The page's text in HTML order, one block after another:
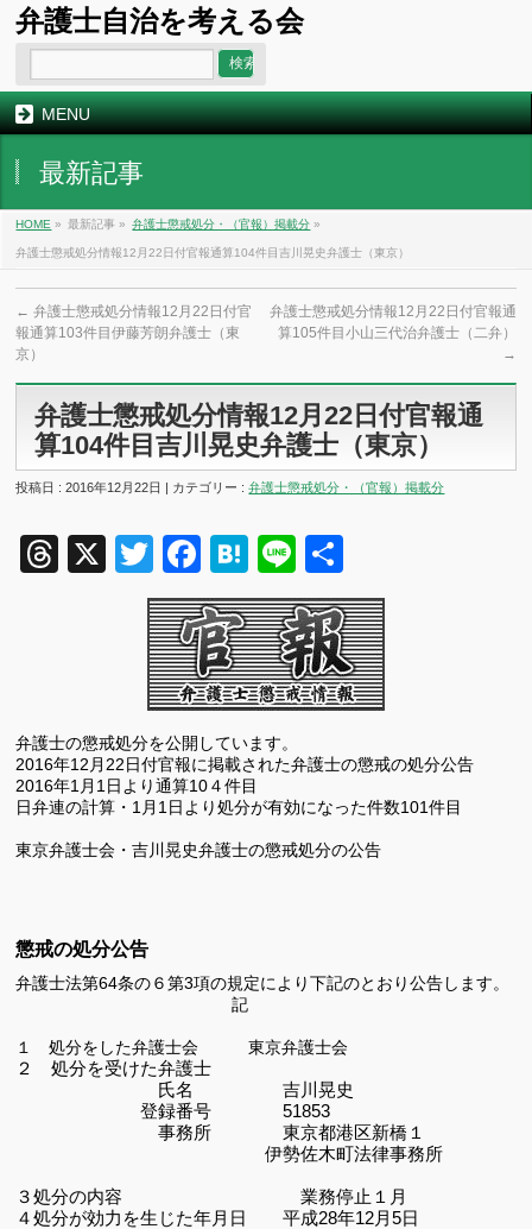
弁護士自治を考える会
MENU
最新記事
HOME » 最新記事 » 弁護士懲戒処分・（官報）掲載分 »
弁護士懲戒処分情報12月22日付官報通算104件目吉川晃史弁護士（東京）
← 弁護士懲戒処分情報12月22日付官
報通算103件目伊藤芳朗弁護士（東
京）
弁護士懲戒処分情報12月22日付官報通
算105件目小山三代治弁護士（二弁）
→
弁護士懲戒処分情報12月22日付官報通
算104件目吉川晃史弁護士（東京）
投稿日 : 2016年12月22日 | カテゴリー :弁護士懲戒処分・（官報）掲載分
Threads
X TwitterFacebook
Hatena
Line
有
弁護士の懲戒処分を公開しています。
2016年12 月22日付官報に掲載された弁護士の懲戒の処分公告
2016年1 月 1 日より通算10４件目
日弁連の計算・1月1日より処分が有効になった件数101件目
東京弁護士会・吉川晃史弁護士の懲戒処分の公告
懲戒の処分公告
弁護士法第64条の６第3項の規定により下記のとおり公告します。
記
１ 処分をした弁護士会 東京弁護士会
２ 処分を受けた弁護士
氏名 吉川晃史
登録番号 51853
事務所 東京都港区新橋１
伊勢佐木町法律事務所
３処分の内容
業務停止１月
４処分が効力を生じた年月日 平成28年12月5日